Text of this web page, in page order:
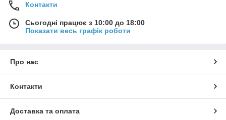
Контакти
Сьогодні працює з 10:00 до 18:00
Показати весь графік роботи
Про нас
Контакти
Доставка та оплата